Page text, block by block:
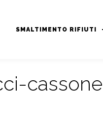
SMALTIMENTO RIFIUTI
cassone